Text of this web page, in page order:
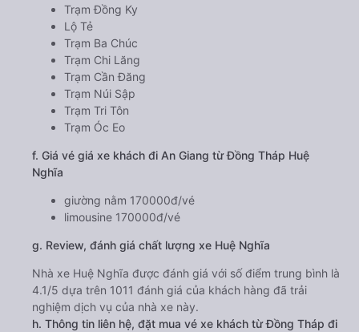
Trạm Đồng Ky
Lộ Tẻ
Trạm Ba Chúc
Trạm Chi Lăng
Trạm Cần Đăng
Trạm Núi Sập
Trạm Tri Tôn
Trạm Óc Eo
f. Giá vé giá xe khách đi An Giang từ Đồng Tháp Huệ
Nghĩa
giường nằm 170000đ/vé
limousine 170000đ/vé
g. Review, đánh giá chất lượng xe Huệ Nghĩa
Nhà xe Huệ Nghĩa được đánh giá với số điểm trung bình là
4.1/5 dựa trên 1011 đánh giá của khách hàng đã trải
nghiệm dịch vụ của nhà xe này.
h. Thông tin liên hệ, đặt mua vé xe khách từ Đồng Tháp đi